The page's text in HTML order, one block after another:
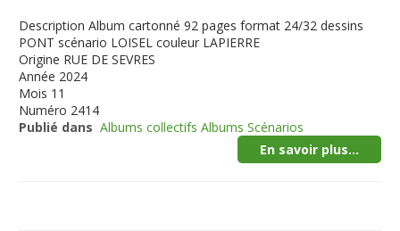
Description Album cartonné 92 pages format 24/32 dessins
PONT scénario LOISEL couleur LAPIERRE
Origine RUE DE SEVRES
Année 2024
Mois 11
Numéro 2414
Publié dans Albums collectifs Albums Scénarios
En savoir plus...